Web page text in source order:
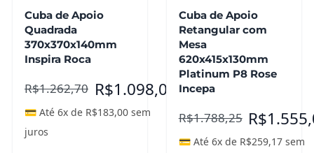
Cuba de Apoio
Quadrada
370x370x140mm
Inspira Roca
R$1.262,70 R$1.098,00
💳 Até 6x de R$183,00 sem
juros
Cuba de Apoio
Retangular com
Mesa
620x415x130mm
Platinum P8 Rose
Incepa
R$1.788,25 R$
💳 Até 6x de R$259,17sem